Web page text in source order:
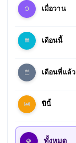
เมื่อวาน
เดือนนี้
เดือนที่แล้ว
ปีนี้
ทั้งหมด